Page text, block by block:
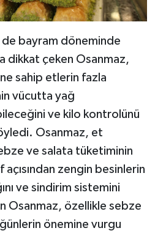
bayram döneminde
dikkat çeken Osanmaz,
sahip etlerin fazla
vücutta yağ
ve kilo kontrolünü
Osanmaz, et
ve salata tüketiminin
açısından zengin besinlerin
ve sindirim sistemini
Osanmaz, özellikle sebze
önemine vurgu